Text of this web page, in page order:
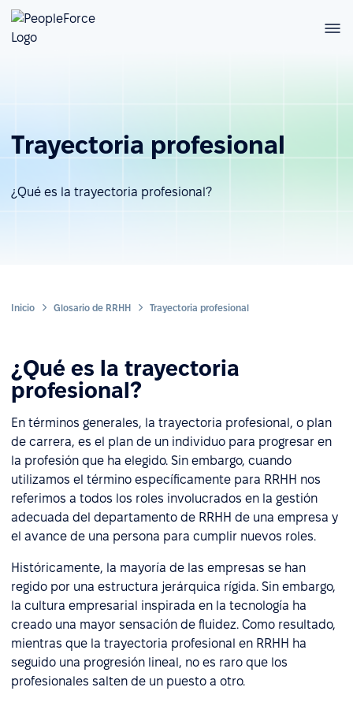
Trayectoria profesional
¿Qué es la trayectoria profesional?
Inicio Glosario de RRHH Trayectoria profesional
¿Qué es la trayectoria
profesional?
En términos generales, la trayectoria profesional, o plan
de carrera, es el plan de un individuo para progresar en
la profesión que ha elegido. Sin embargo, cuando
utilizamos el término específicamente para RRHH nos
referimos a todos los roles involucrados en la gestión
adecuada del departamento de RRHH de una empresa y
el avance de una persona para cumplir nuevos roles.
Históricamente, la mayoría de las empresas se han
regido por una estructura jerárquica rígida. Sin embargo,
la cultura empresarial inspirada en la tecnología ha
creado una mayor sensación de fluidez. Como resultado,
mientras que la trayectoria profesional en RRHH ha
seguido una progresión lineal, no es raro que los
profesionales salten de un puesto a otro.